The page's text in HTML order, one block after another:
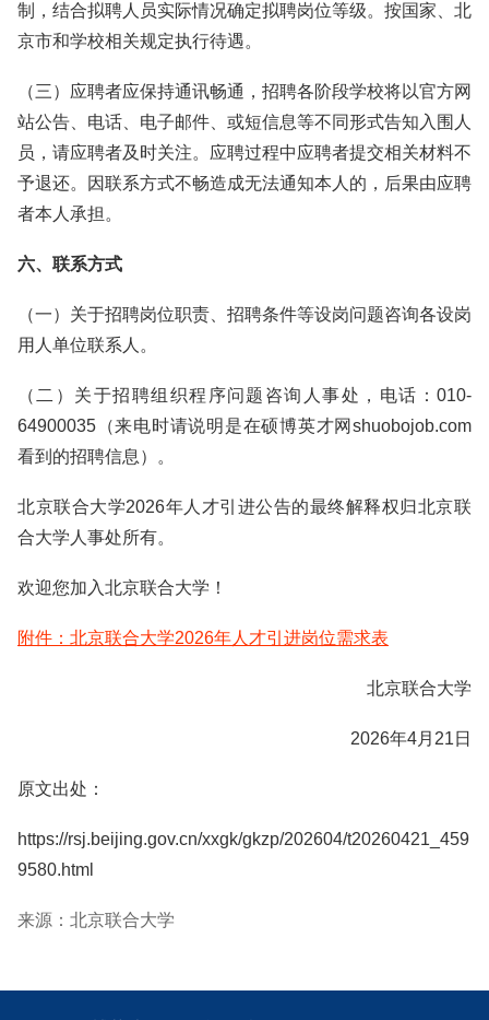
制，结合拟聘人员实际情况确定拟聘岗位等级。按国家、北
京市和学校相关规定执行待遇。
（三）应聘者应保持通讯畅通，招聘各阶段学校将以官方网
站公告、电话、电子邮件、或短信息等不同形式告知入围人
员，请应聘者及时关注。应聘过程中应聘者提交相关材料不
予退还。因联系方式不畅造成无法通知本人的，后果由应聘
者本人承担。
六、联系方式
（一）关于招聘岗位职责、招聘条件等设岗问题咨询各设岗
用人单位联系人。
（二）关于招聘组织程序问题咨询人事处，电话：010-
64900035（来电时请说明是在硕博英才网shuobojob.com
看到的招聘信息）。
北京联合大学2026年人才引进公告的最终解释权归北京联
合大学人事处所有。
欢迎您加入北京联合大学！
附件：北京联合大学2026年人才引进岗位需求表
北京联合大学
2026年4月21日
原文出处：
https://rsj.beijing.gov.cn/xxgk/gkzp/202604/t20260421_459
9580.html
来源：北京联合大学